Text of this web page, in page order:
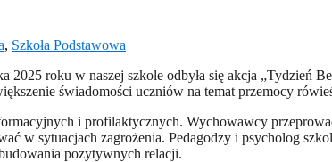
, Szkoła Podstawowa
2025 roku w naszej szkole odbyła się akcja
świadomości uczniów na temat przemocy
i profilaktycznych. Wychowawcy
w sytuacjach zagrożenia. Pedagodzy i psycholog
pozytywnych relacji.